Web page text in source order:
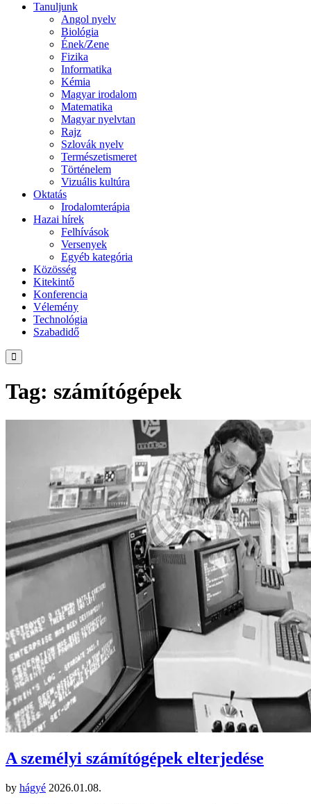
Tanuljunk
Angol nyelv
Biológia
Ének/Zene
Fizika
Informatika
Kémia
Magyar irodalom
Matematika
Magyar nyelvtan
Rajz
Szlovák nyelv
Természetismeret
Történelem
Vizuális kultúra
Oktatás
Irodalomterápia
Hazai hírek
Felhívások
Versenyek
Egyéb kategória
Közösség
Kitekintő
Konferencia
Vélemény
Technológia
Szabadidő
Tag: számítógépek
A személyi számítógépek elterjedése
by hágyé 2026.01.08.